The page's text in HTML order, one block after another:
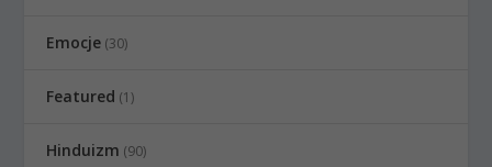
Emocje (30)
Featured (1)
Hinduizm (90)